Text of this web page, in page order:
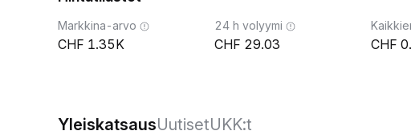
Markkina-arvo
1.35K
24 h volyymi
29.03
YleiskatsausUutisetUKK:t